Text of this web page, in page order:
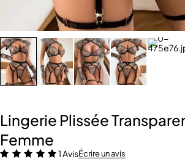
Lingerie Plissée
Femme
1 AvisÉcrire un avis